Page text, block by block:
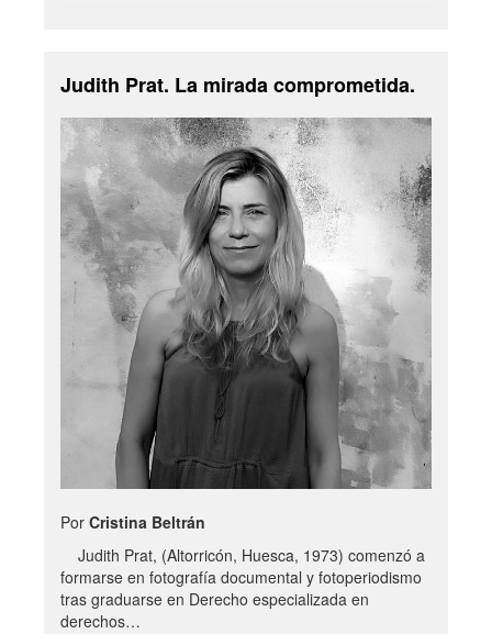
Judith Prat. La mirada comprometida.
Por Cristina Beltrán
Judith Prat, (Altorricón, Huesca, 1973) comenzó a
formarse en fotografía documental y fotoperiodismo
tras graduarse en Derecho especializada en
derechos…